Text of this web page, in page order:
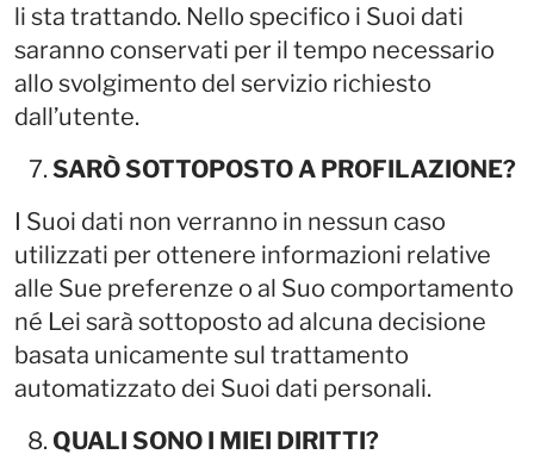
li sta trattando. Nello specifico i Suoi dati
saranno conservati per il tempo necessario
allo svolgimento del servizio richiesto
dall’utente.
SARÒ SOTTOPOSTO A PROFILAZIONE?
I Suoi dati non verranno in nessun caso
utilizzati per ottenere informazioni relative
alle Sue preferenze o al Suo comportamento
né Lei sarà sottoposto ad alcuna decisione
basata unicamente sul trattamento
automatizzato dei Suoi dati personali.
QUALI SONO I MIEI DIRITTI?